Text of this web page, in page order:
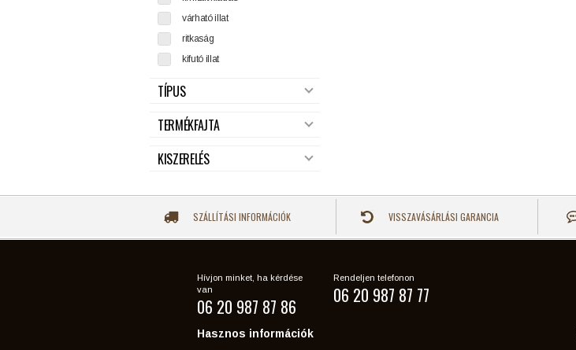
várható illat
ritkaság
kifutó illat
TÍPUS
TERMÉKFAJTA
KISZERELÉS
SZÁLLÍTÁSI INFORMÁCIÓK VISSZAVÁSÁRLÁSI GARANCIA
Hívjon minket, ha kérdése
van
06 20 987 87 86
Rendeljen telefonon
06 20 987 87 77
Hasznos információk